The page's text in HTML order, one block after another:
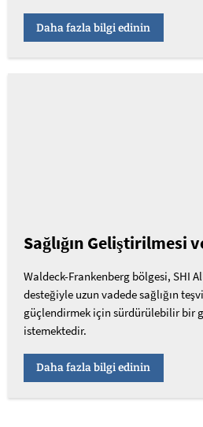
Daha fazla bilgi edinin
Sağlığın Geliştirilmesi
Waldeck-Frankenberg bölgesi, SHI
desteğiyle uzun vadede sağlığın
güçlendirmek için sürdürülebilir bir
istemektedir.
Daha fazla bilgi edinin